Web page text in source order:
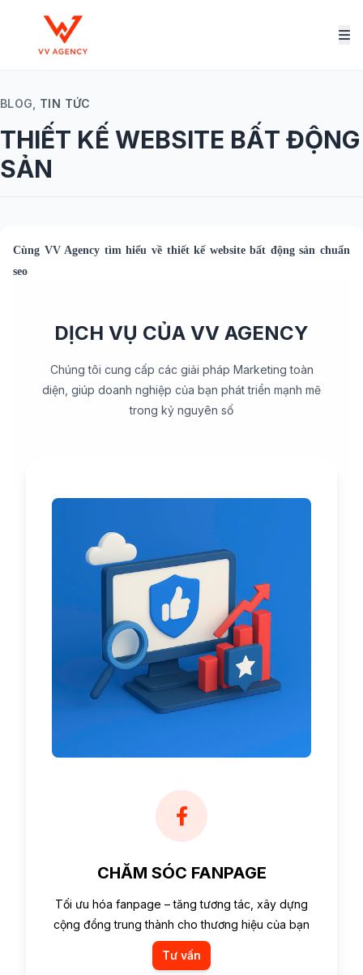
BLOG, TIN TỨC
THIẾT KẾ WEBSITE BẤT ĐỘNG
SẢN
Cùng VV Agency tìm hiểu về thiết kế website bất động sản chuẩn
seo
DỊCH VỤ CỦA VV AGENCY
Chúng tôi cung cấp các giải pháp Marketing toàn
diện, giúp doanh nghiệp của bạn phát triển mạnh mẽ
trong kỷ nguyên số
CHĂM SÓC FANPAGE
Tối ưu hóa fanpage – tăng tương tác, xây dựng
cộng đồng trung thành cho thương hiệu của bạn
Tư vấn